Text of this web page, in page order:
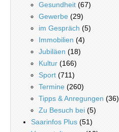
Gesundheit (67)
Gewerbe (29)
im Gespräch (5)
Immobilien (4)
Jubiläen (18)
Kultur (166)
Sport (711)
Termine (260)
Tipps & Anregungen (36)
Zu Besuch bei (5)
Saarinfos Plus (51)